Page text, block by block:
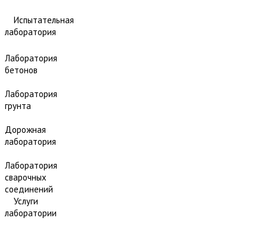
Испытательная
лаборатория
Лаборатория
бетонов
Лаборатория
грунта
Дорожная
лаборатория
Лаборатория
сварочных
соединений
Услуги
лаборатории